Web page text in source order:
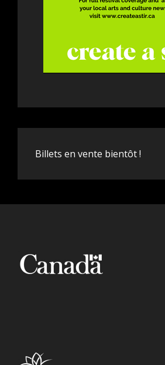
Billets en vente bientôt !